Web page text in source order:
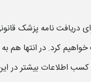
دریافتنامه پزشک
کرد. در انتها هم
اطلاعات بیشتر در